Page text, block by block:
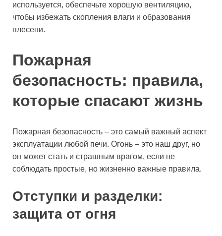
используется, обеспечьте хорошую вентиляцию,
чтобы избежать скопления влаги и образования
плесени.
Пожарная
безопасность: правила,
которые спасают жизнь
Пожарная безопасность – это самый важный аспект
эксплуатации любой печи. Огонь – это наш друг, но
он может стать и страшным врагом, если не
соблюдать простые, но жизненно важные правила.
Отступки и разделки:
защита от огня